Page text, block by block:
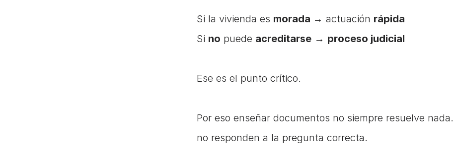
Si la vivienda es morada → actuación rápida
Si no puede acreditarse → proceso judicial
Ese es el punto crítico.
Por eso enseñar documentos no siempre resuelve
no responden a la pregunta correcta.